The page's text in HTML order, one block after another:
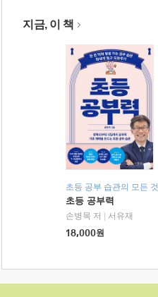
지금, 이 책
초등 공부 습관의 모든 것
초등 공부력
손병목 저
서유재
18,000원